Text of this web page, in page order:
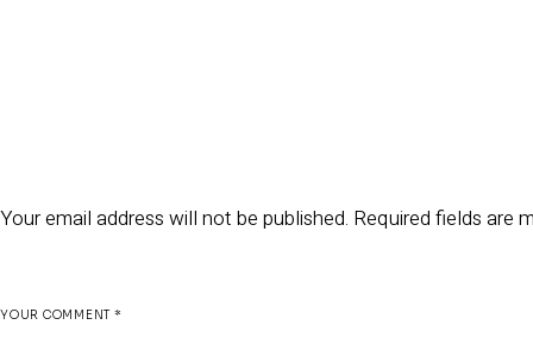
Your email address will not be published. Required fields are
YOUR COMMENT *